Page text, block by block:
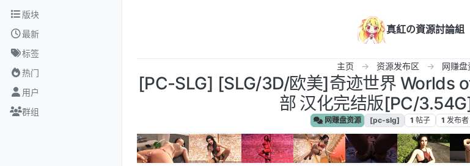
跳转至内容
版块
最新
标签
热门
用户
群组
真紅の資源討論組
主页 资源发布区 网赚
[PC-SLG] [SLG/3D/欧美]奇迹世界 Worlds
部 汉化完结版[PC/
网赚盘资源 [pc-slg] 1 帖子 1 发布者